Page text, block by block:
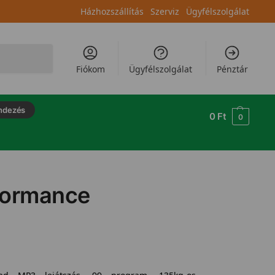
Házhozszállítás Szerviz Ügyfélszolgálat
Fiókom Ügyfélszolgálat Pénztár
0 Ft 0